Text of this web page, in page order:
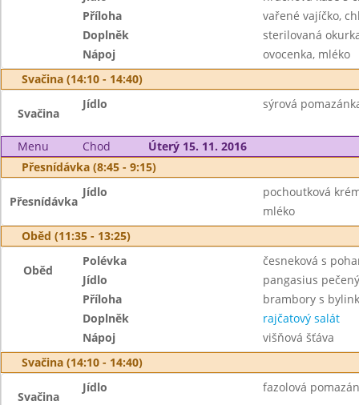
Příloha
vařené vajíčko,
Doplněk
sterilovaná
Nápoj
ovocenka, mléko
Svačina (14:10 - 14:40)
Svačina
Jídlo sýrová
Menu Chod
Úterý 15. 11. 2016
Přesnídávka (8:45 - 9:15)
Přesnídávka
Jídlo
pochoutková
mléko
Oběd (11:35 - 13:25)
Oběd
Polévka
česneková s
Jídlo
pangasius
Příloha
brambory s
Doplněk
rajčatový salát
Nápoj
višňová šťáva
Svačina (14:10 - 14:40)
Svačina
Jídlo fazolová